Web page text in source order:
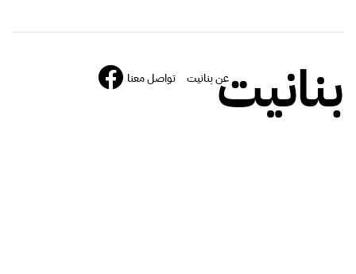
بنانيتعن بنانيت تواصل معنا